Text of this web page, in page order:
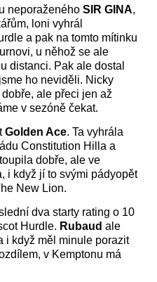
neporaženého SIR GINA,
loni vyhrál
a pak na tomto mítinku
u něhož se ale
distanci. Pak ale dostal
ho neviděli. Nicky
ale přeci jen až
v sezóně čekat.
Golden Ace. Ta vyhrála
Constitution Hilla a
dobře, ale ve
i když jí to svými pádyopět
New Lion.
dva starty rating o 10
Hurdle. Rubaud ale
i když měl minule porazit
v Kemptonu má